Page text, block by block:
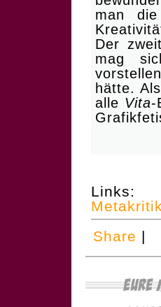
man
Der
mag
hätte.
alle Vita-
Links:
Metakritik
Share |